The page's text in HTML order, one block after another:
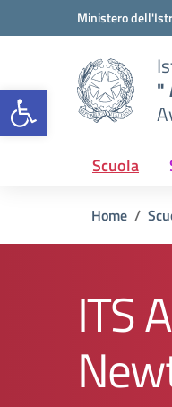
Open toolbar
Vai ai contenuti
Vai al menu di navigazione
Ministero
"
Scuola
Home
ITS